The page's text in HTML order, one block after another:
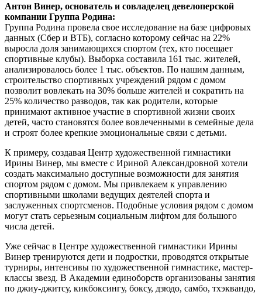
Антон Винер, основатель и совладелец девелоперской
компании Группа Родина:
Группа Родина провела свое исследование на базе цифровых
данных (Сбер и ВТБ), согласно которому сейчас на 22%
выросла доля занимающихся спортом (тех, кто посещает
спортивные клубы). Выборка составила 161 тыс. жителей,
анализировалось более 1 тыс. объектов. По нашим данным,
строительство спортивных учреждений рядом с домом
позволит вовлекать на 30% больше жителей и сократить на
25% количество разводов, так как родители, которые
принимают активное участие в спортивной жизни своих
детей, часто становятся более вовлеченными в семейные дела
и строят более крепкие эмоциональные связи с детьми.
К примеру, создавая Центр художественной гимнастики
Ирины Винер, мы вместе с Ириной Александровной хотели
создать максимально доступные возможности для занятия
спортом рядом с домом. Мы привлекаем к управлению
спортивными школами ведущих деятелей спорта и
заслуженных спортсменов. Подобные условия рядом с домом
могут стать серьезным социальным лифтом для большого
числа детей.
Уже сейчас в Центре художественной гимнастики Ирины
Винер тренируются дети и подростки, проводятся открытые
турниры, интенсивы по художественной гимнастике, мастер-
классы звезд. В Академии единоборств организованы занятия
по джиу-джитсу, кикбоксингу, боксу, дзюдо, самбо, тхэквандо,